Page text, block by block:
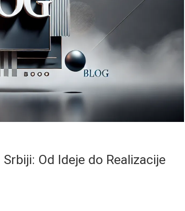
Od Ideje do Realizacije